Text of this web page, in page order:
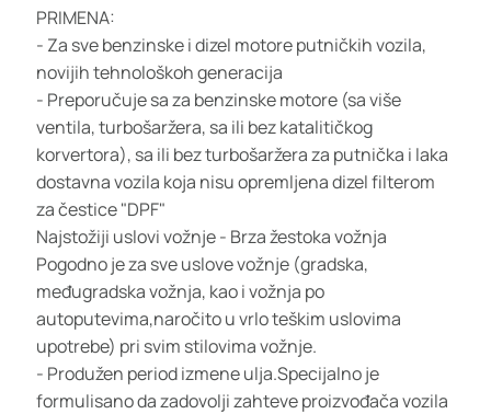
PRIMENA:
- Za sve benzinske i dizel motore putničkih vozila,
novijih tehnološkoh generacija
- Preporučuje sa za benzinske motore (sa više
ventila, turbošaržera, sa ili bez katalitičkog
korvertora), sa ili bez turbošaržera za putnička i laka
dostavna vozila koja nisu opremljena dizel filterom
za čestice "DPF"
Najstožiji uslovi vožnje - Brza žestoka vožnja
Pogodno je za sve uslove vožnje (gradska,
međugradska vožnja, kao i vožnja po
autoputevima,naročito u vrlo teškim uslovima
upotrebe) pri svim stilovima vožnje.
- Produžen period izmene ulja.Specijalno je
formulisano da zadovolji zahteve proizvođača vozila